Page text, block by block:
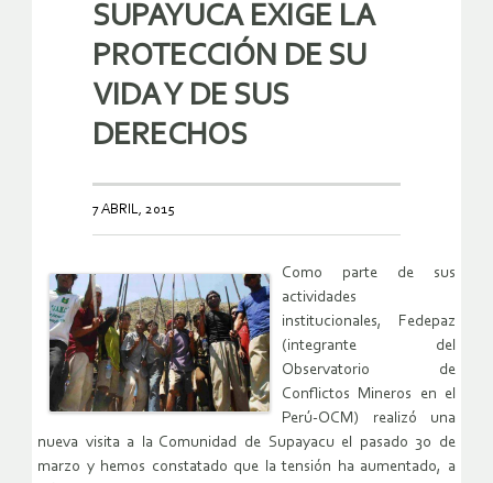
SUPAYUCA EXIGE LA
PROTECCIÓN DE SU
VIDA Y DE SUS
DERECHOS
7 ABRIL, 2015
Como parte de sus
actividades
institucionales, Fedepaz
(integrante del
Observatorio de
Conflictos Mineros en el
Perú-OCM) realizó una
nueva visita a la Comunidad de Supayacu el pasado 30 de
marzo y hemos constatado que la tensión ha aumentado, a